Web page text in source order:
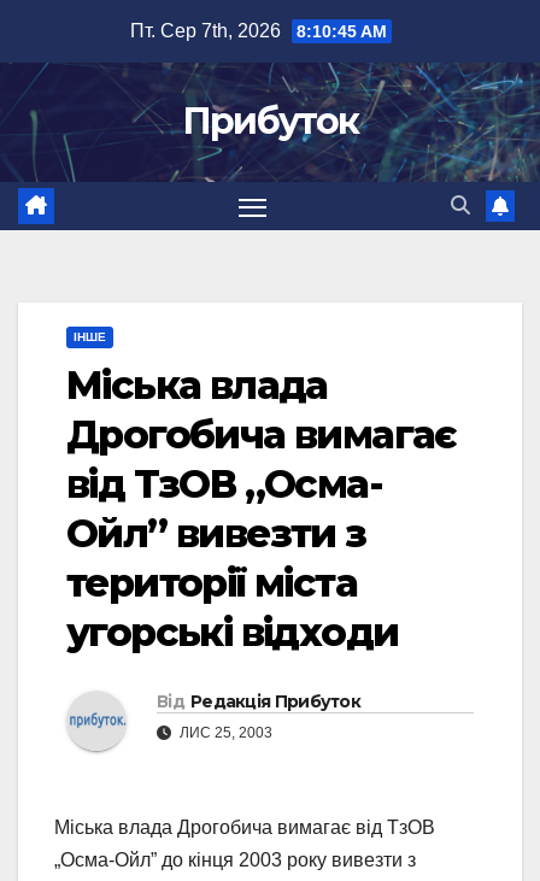
вмісту
Пт. Сер 7th, 2026 8:10:45 AM
Прибуток
ІНШЕ
Міська влада
Дрогобича вимагає
від ТзОВ „Осма-
Ойл” вивезти з
території міста
угорські відходи
Від Редакція Прибуток
ЛИС 25, 2003
Міська влада Дрогобича вимагає від ТзОВ
„Осма-Ойл” до кінця 2003 року вивезти з